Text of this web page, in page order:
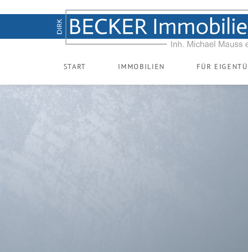
START IMMOBILIEN FÜR